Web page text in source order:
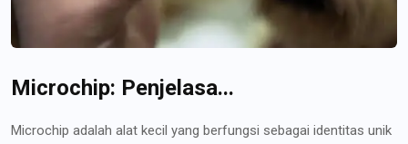
Microchip: Penjelasa...
Microchip adalah alat kecil yang berfungsi sebagai identitas unik